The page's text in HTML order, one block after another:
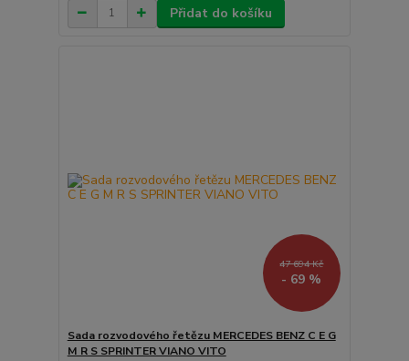
Přidat do košíku
47 694 Kč
- 69 %
Sada rozvodového řetězu MERCEDES BENZ C E G
M R S SPRINTER VIANO VITO